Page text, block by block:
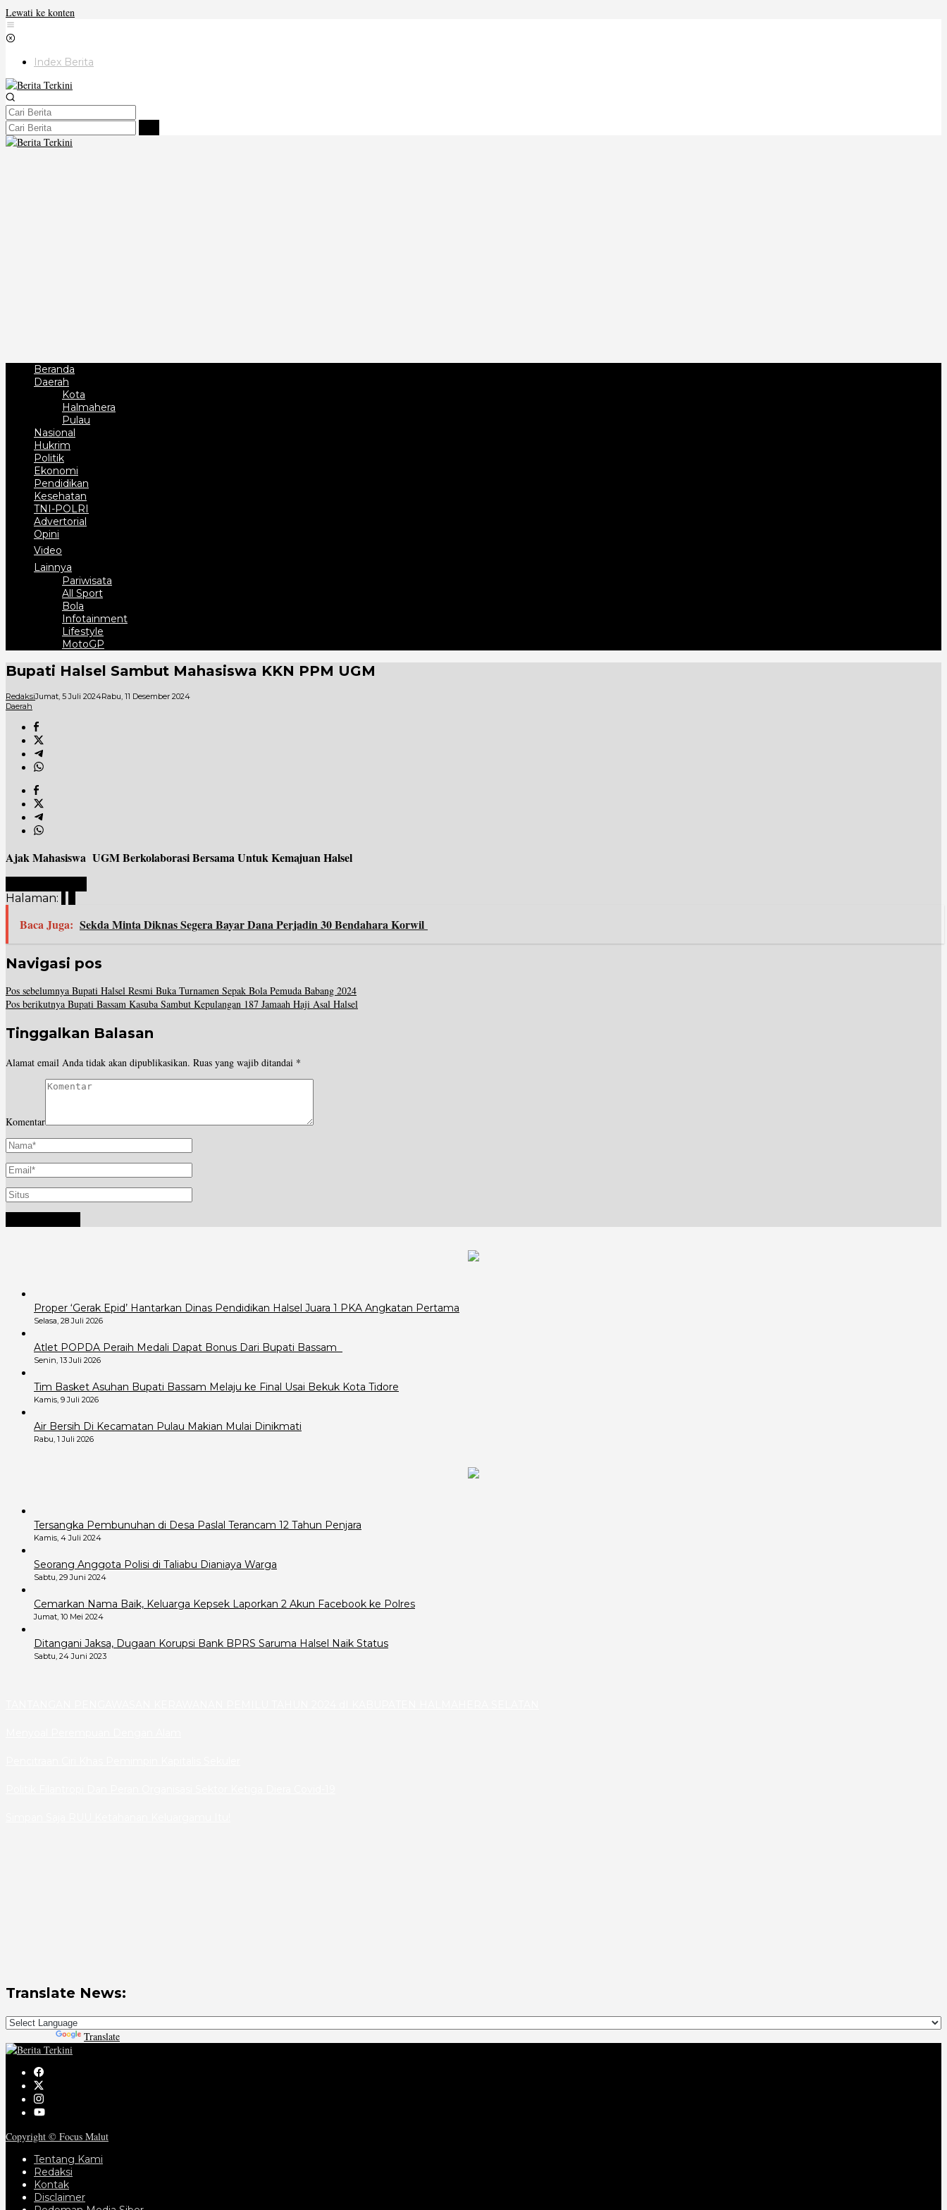
Lewati ke konten
Index Berita
Beranda
Daerah
Kota
Halmahera
Pulau
Nasional
Hukrim
Politik
Ekonomi
Pendidikan
Kesehatan
TNI-POLRI
Advertorial
Opini
Video
Lainnya
Pariwisata
All Sport
Bola
Infotainment
Lifestyle
MotoGP
Bupati Halsel Sambut Mahasiswa KKN PPM UGM
RedaksiJumat, 5 Juli 2024Rabu, 11 Desember 2024
Daerah
Ajak Mahasiswa UGM Berkolaborasi Bersama Untuk Kemajuan Halsel
Halaman:
Baca Juga: Sekda Minta Diknas Segera Bayar Dana Perjadin 30 Bendahara Korwil
Navigasi pos
Pos sebelumnya Bupati Halsel Resmi Buka Turnamen Sepak Bola Pemuda Babang 2024
Pos berikutnya Bupati Bassam Kasuba Sambut Kepulangan 187 Jamaah Haji Asal Halsel
Tinggalkan Balasan
Alamat email Anda tidak akan dipublikasikan. Ruas yang wajib ditandai *
Komentar
Proper ‘Gerak Epid’ Hantarkan Dinas Pendidikan Halsel Juara 1 PKA Angkatan Pertama
Selasa, 28 Juli 2026
Atlet POPDA Peraih Medali Dapat Bonus Dari Bupati Bassam
Senin, 13 Juli 2026
Tim Basket Asuhan Bupati Bassam Melaju ke Final Usai Bekuk Kota Tidore
Kamis, 9 Juli 2026
Air Bersih Di Kecamatan Pulau Makian Mulai Dinikmati
Rabu, 1 Juli 2026
Tersangka Pembunuhan di Desa Paslal Terancam 12 Tahun Penjara
Kamis, 4 Juli 2024
Seorang Anggota Polisi di Taliabu Dianiaya Warga
Sabtu, 29 Juni 2024
Cemarkan Nama Baik, Keluarga Kepsek Laporkan 2 Akun Facebook ke Polres
Jumat, 10 Mei 2024
Ditangani Jaksa, Dugaan Korupsi Bank BPRS Saruma Halsel Naik Status
Sabtu, 24 Juni 2023
Translate News:
Translate
Copyright © Focus Malut
Tentang Kami
Redaksi
Kontak
Disclaimer